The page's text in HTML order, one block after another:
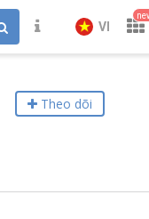
VI
Theo dõi